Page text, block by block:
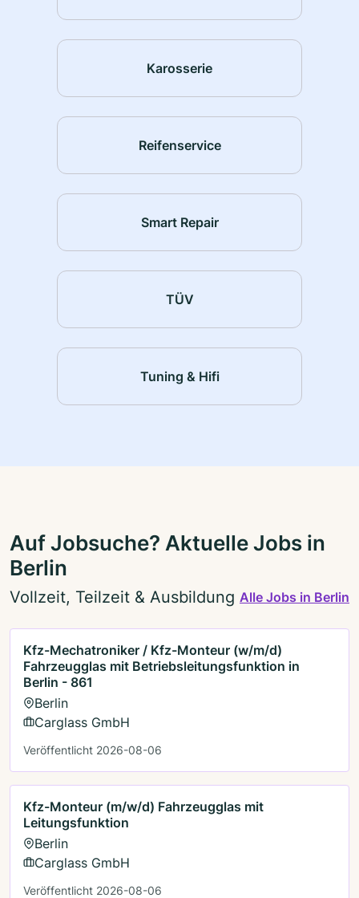
Karosserie
Reifenservice
Smart Repair
TÜV
Tuning & Hifi
Auf Jobsuche? Aktuelle Jobs in
Berlin
Vollzeit, Teilzeit & Ausbildung Alle Jobs in Berlin
Kfz-Mechatroniker / Kfz-Monteur (w/m/d)
Fahrzeugglas mit Betriebsleitungsfunktion in
Berlin - 861
Berlin
Carglass GmbH
Veröffentlicht 2026-08-06
Kfz-Monteur (m/w/d) Fahrzeugglas mit
Leitungsfunktion
Berlin
Carglass GmbH
Veröffentlicht 2026-08-06